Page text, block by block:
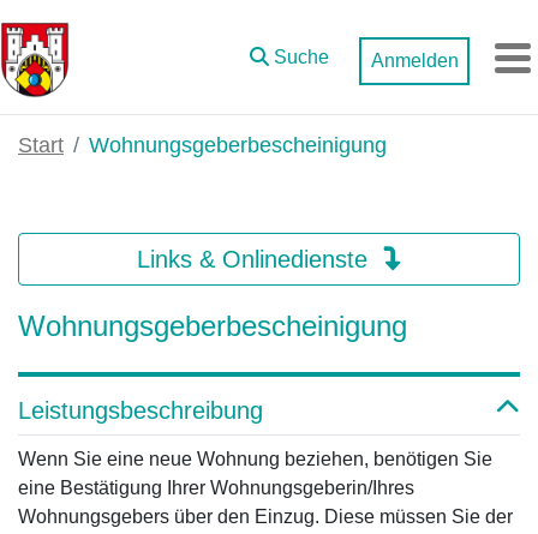
Zum Hauptinhalt springen
Suche Anmelden
Start Wohnungsgeberbescheinigung
Links & Onlinedienste
Wohnungsgeberbescheinigung
Leistungsbeschreibung
Wenn Sie eine neue Wohnung beziehen, benötigen Sie
eine Bestätigung Ihrer Wohnungsgeberin/Ihres
Wohnungsgebers über den Einzug. Diese müssen Sie der